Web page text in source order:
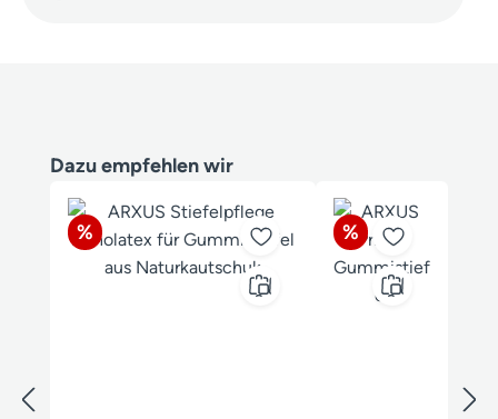
Produktgalerie überspringen
Dazu empfehlen wir
Rabatt
% Rabatt
%